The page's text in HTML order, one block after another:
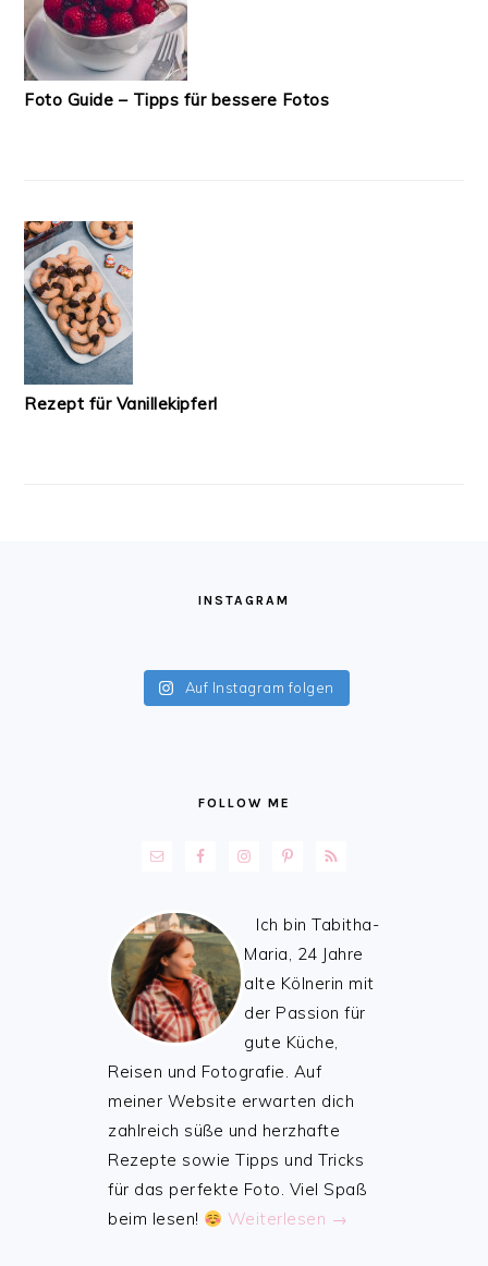
Foto Guide – Tipps für bessere Fotos
Rezept für Vanillekipferl
INSTAGRAM
Auf Instagram folgen
FOLLOW ME
Ich bin Tabitha-
Maria, 24 Jahre
alte Kölnerin mit
der Passion für
gute Küche,
Reisen und Fotografie. Auf
meiner Website erwarten dich
zahlreich süße und herzhafte
Rezepte sowie Tipps und Tricks
für das perfekte Foto. Viel Spaß
beim lesen!
Weiterlesen →